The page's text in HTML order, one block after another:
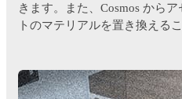
きます。また、Cosmos から
トのマテリアルを置き換える